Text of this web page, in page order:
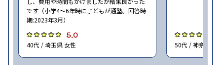
です（小学4〜6年時に子どもが通塾。回答時
期:2023年3月）
5.0
40代 / 埼玉県 女性 50代 / 神奈川県